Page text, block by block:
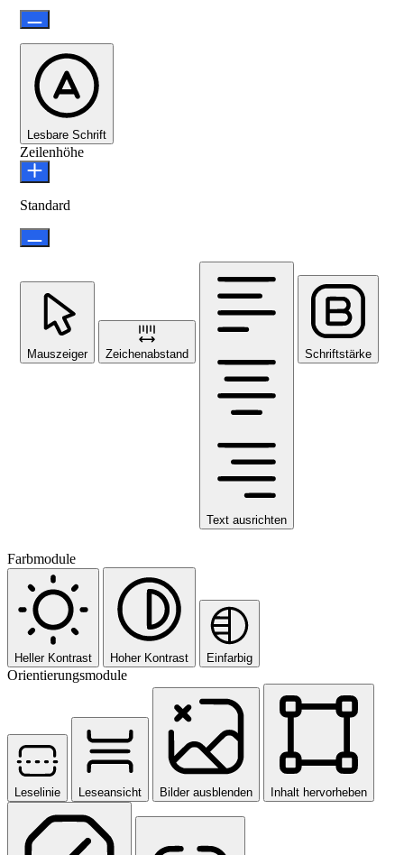
Lesbare Schrift
Zeilenhöhe
Standard
Mauszeiger Zeichenabstand
Text ausrichten
Schriftstärke
Farbmodule
Heller Kontrast Hoher Kontrast Einfarbig
Orientierungsmodule
Leselinie Leseansicht Bilder ausblenden Inhalt hervorheben